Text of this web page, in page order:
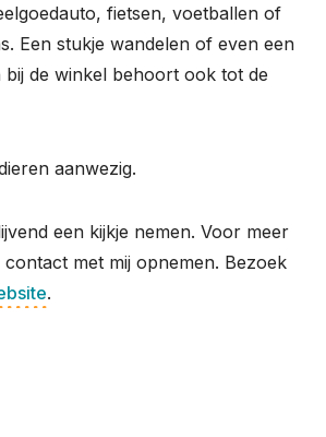
fietsen, voetballen of
Een stukje wandelen of even een
bij de winkel behoort ook tot de
aanwezig.
een kijkje nemen. Voor meer
met mij opnemen. Bezoek
.